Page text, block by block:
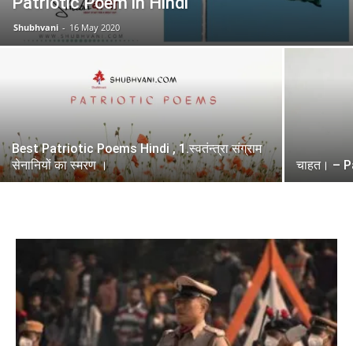
Shubhvani - 16 May 2020
Best Patriotic Poems Hindi , 1.स्वतंन्त्रा संग्राम
सेनानियों का स्मरण ।
चाहत। –